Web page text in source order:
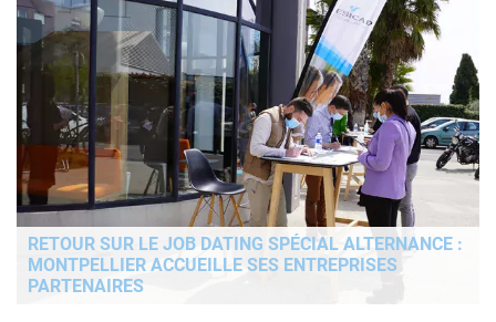
RETOUR SUR LE JOB DATING SPÉCIAL ALTERNANCE :
MONTPELLIER ACCUEILLE SES ENTREPRISES
PARTENAIRES